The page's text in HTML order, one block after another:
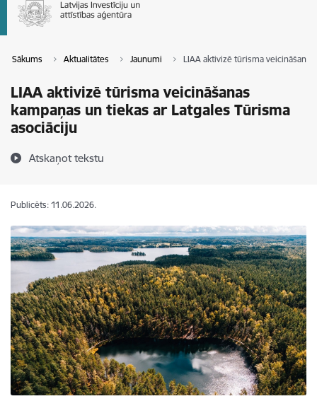
Sākums Aktualitātes Jaunumi LIAA aktivizē tūrisma
LIAA aktivizē tūrisma veicināšanas
kampaņas un tiekas ar Latgales Tūrisma
asociāciju
Atskaņot tekstu
Publicēts: 11.06.2026.